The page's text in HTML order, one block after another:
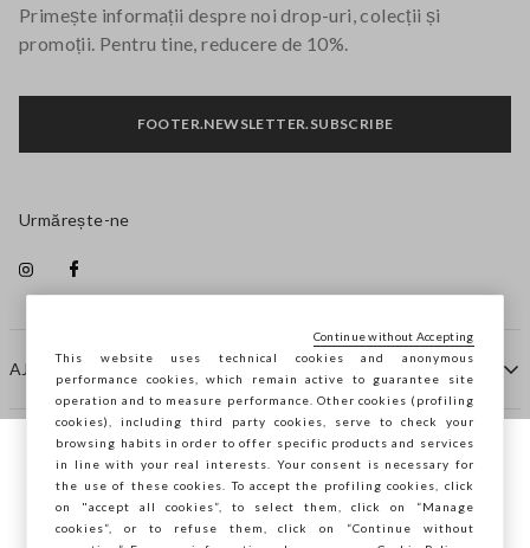
AJUTOR
COMPANIE
CONTACTE
Primește informații despre noi drop-uri, colecții și
promoții. Pentru tine, reducere de 10%.
FOOTER.NEWSLETTER.SUBSCRIBE
Urmărește-ne
Navighezi pe STEFANEL Italia, vrei să
salvezi locația ta?
This website uses technical cookies and anonymous
performance cookies, which remain active to guarantee site
operation and to measure performance. Other cookies (profiling
cookies), including third party cookies, serve to check your
browsing habits in order to offer specific products and services
in line with your real interests. Your consent is necessary for
the use of these cookies. To accept the profiling cookies, click
on "accept all cookies”, to select them, click on “Manage
cookies”, or to refuse them, click on “Continue without
Continue without Accepting